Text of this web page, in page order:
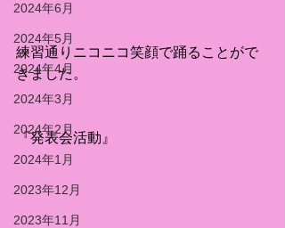
2024年6月
2024年5月
2024年4月
2024年3月
2024年2月
2024年1月
2023年12月
2023年11月
練習通りニコニコ笑顔で踊ることがで
きました。
『発表会活動』